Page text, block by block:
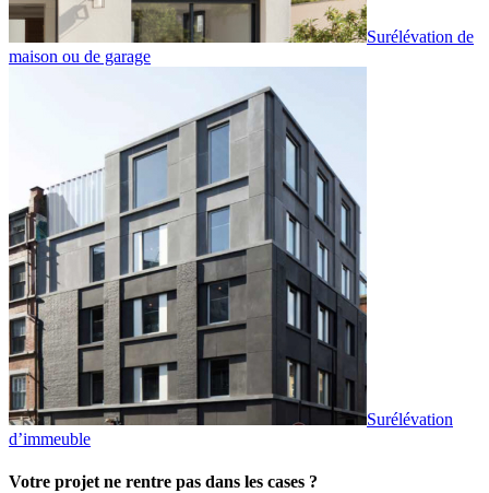
Surélévation de
maison ou de garage
Surélévation
d’immeuble
Votre projet ne rentre pas dans les cases ?